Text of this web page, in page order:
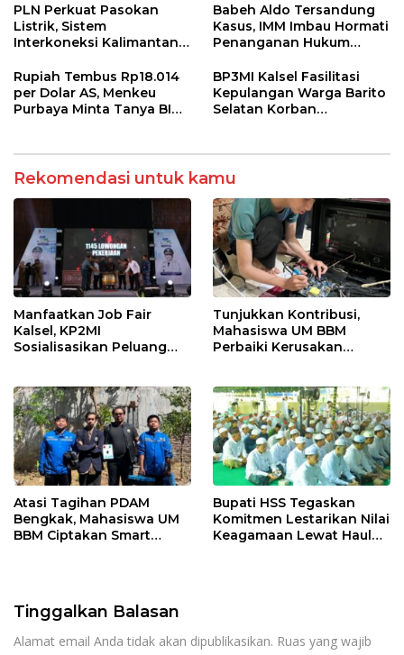
PLN Perkuat Pasokan
Listrik, Sistem
Interkoneksi Kalimantan
Babeh Aldo Tersandung
Kasus, IMM Imbau Hormati
Penanganan Hukum
Rupiah Tembus Rp18.014
per Dolar AS, Menkeu
Purbaya Minta Tanya BI
BP3MI Kalsel Fasilitasi
Kepulangan Warga Barito
Selatan Korban
Rekomendasi untuk kamu
Manfaatkan Job Fair
Kalsel, KP2MI
Sosialisasikan Peluang
Tunjukkan Kontribusi,
Mahasiswa UM BBM
Perbaiki Kerusakan
Atasi Tagihan PDAM
Bengkak, Mahasiswa UM
BBM Ciptakan Smart
Bupati HSS Tegaskan
Komitmen Lestarikan Nilai
Keagamaan Lewat Haul
Tinggalkan Balasan
Alamat email Anda tidak akan dipublikasikan. Ruas yang wajib